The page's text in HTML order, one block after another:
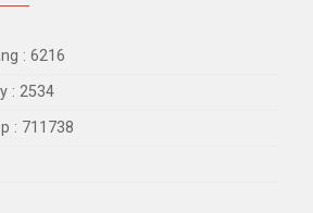
: 6216
: 2534
: 711738